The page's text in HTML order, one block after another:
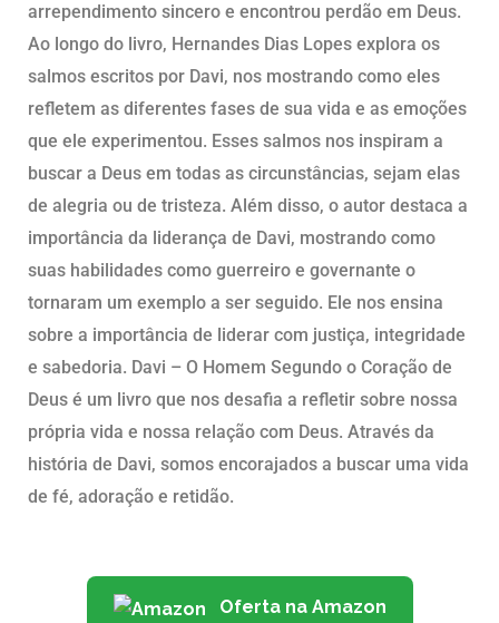
arrependimento sincero e encontrou perdão em Deus.
Ao longo do livro, Hernandes Dias Lopes explora os
salmos escritos por Davi, nos mostrando como eles
refletem as diferentes fases de sua vida e as emoções
que ele experimentou. Esses salmos nos inspiram a
buscar a Deus em todas as circunstâncias, sejam elas
de alegria ou de tristeza. Além disso, o autor destaca a
importância da liderança de Davi, mostrando como
suas habilidades como guerreiro e governante o
tornaram um exemplo a ser seguido. Ele nos ensina
sobre a importância de liderar com justiça, integridade
e sabedoria. Davi – O Homem Segundo o Coração de
Deus é um livro que nos desafia a refletir sobre nossa
própria vida e nossa relação com Deus. Através da
história de Davi, somos encorajados a buscar uma vida
de fé, adoração e retidão.
Oferta na Amazon